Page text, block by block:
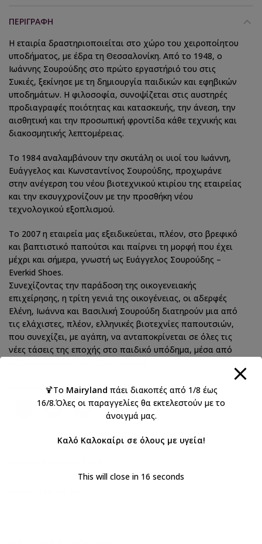
ΠΕΡΙΓΡΑΦΉ
Η εταιρία δραστηριοποιείται στο χώρο του χειροποίητου
υποδήματος, με έδρα τη Θεσσαλονίκη. Από το 1948, ο
Ιωάννης Σουρούδης στο πρώτο εργαστήριό του στις
Συκιές, ξεκίνησε με τη δημιουργία παιδικών και εφηβικών
υποδημάτων. Η φιλοσοφία, συνοψίζεται στις αυστηρές
προδιαγραφές ποιότητας και κατασκευής, την άνεση, την
αισθητική και την προσωπική φροντίδα κάθε τεχνικής και
διακοσμητικής λεπτομέρειας.
Το 1984 αναλαμβάνουν την σκυτάλη οι υιοί του Ιωάννη,
Ευάγγελος και Κωνσταντίνος Σουρούδης, προχωράνε
στην ανέγερση του νέου βιοτεχνικού κτιρίου της εταιρείας
και την εκσυγχρονίζουν με την προσθήκη νέου
τεχνολογικού εξοπλισμού.
Το 2007 η εταιρεία μας εξειδικεύεται, πλέον, στο βρεφικό
και βαπτιστικό παπούτσι και παίρνει τη μορφή που έχει
μέχρι και σήμερα, γνωστή ως Ευάγγελος Σουρούδης –
Everkid Shoes.
Συνεχίζοντας την παράδοση της οικογενειακής
επιχείρησης, η τρίτη γενιά της οικογένειας, οι αδερφές
Ελένη, Ιωάννα και Βασιλική Σουρούδη διατηρούν μια από
τις ελάχιστες, πλέον, ελληνικές βιοτεχνίες παπουτσιών,
που συνεχίζει, με αγάπη, να ανταποκρίνεται σε όλες τις
νέες τάσεις της εποχής στο παιδικό υπόδημα, μέσα από
Κοινοποιήστε:
🍹Το Mairyland πάει διακοπές από 1/8 έως
16/8.Όλες οι παραγγελίες θα εκτελεστούν με το
άνοιγμά μας.
Καλό Καλοκαίρι σε όλους με υγεία!
This will close in 15 seconds